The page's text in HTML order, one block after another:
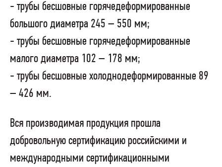
- трубы бесшовные горячедеформированные
большого диаметра 245 – 550 мм;
- трубы бесшовные горячедеформированные
малого диаметра 102 – 178 мм;
- трубы бесшовные холоднодеформированные 89
– 426 мм.
Вся производимая продукция прошла
добровольную сертификацию российскими и
международными сертификационными